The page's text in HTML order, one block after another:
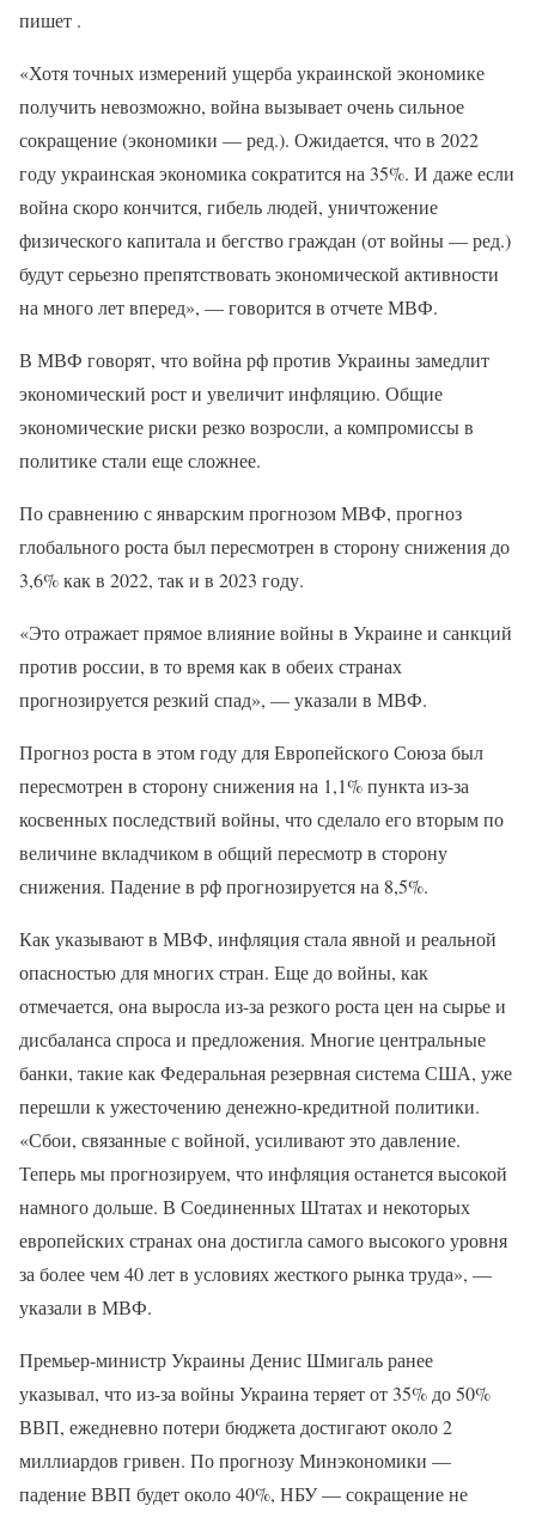
пишет .
«Хотя точных измерений ущерба украинской экономике
получить невозможно, война вызывает очень сильное
сокращение (экономики — ред.). Ожидается, что в 2022
году украинская экономика сократится на 35%. И даже если
война скоро кончится, гибель людей, уничтожение
физического капитала и бегство граждан (от войны — ред.)
будут серьезно препятствовать экономической активности
на много лет вперед», — говорится в отчете МВФ.
В МВФ говорят, что война рф против Украины замедлит
экономический рост и увеличит инфляцию. Общие
экономические риски резко возросли, а компромиссы в
политике стали еще сложнее.
По сравнению с январским прогнозом МВФ, прогноз
глобального роста был пересмотрен в сторону снижения до
3,6% как в 2022, так и в 2023 году.
«Это отражает прямое влияние войны в Украине и санкций
против россии, в то время как в обеих странах
прогнозируется резкий спад», — указали в МВФ.
Прогноз роста в этом году для Европейского Союза был
пересмотрен в сторону снижения на 1,1% пункта из-за
косвенных последствий войны, что сделало его вторым по
величине вкладчиком в общий пересмотр в сторону
снижения. Падение в рф прогнозируется на 8,5%.
Как указывают в МВФ, инфляция стала явной и реальной
опасностью для многих стран. Еще до войны, как
отмечается, она выросла из-за резкого роста цен на сырье и
дисбаланса спроса и предложения. Многие центральные
банки, такие как Федеральная резервная система США, уже
перешли к ужесточению денежно-кредитной политики.
«Сбои, связанные с войной, усиливают это давление.
Теперь мы прогнозируем, что инфляция останется высокой
намного дольше. В Соединенных Штатах и некоторых
европейских странах она достигла самого высокого уровня
за более чем 40 лет в условиях жесткого рынка труда», —
указали в МВФ.
Премьер-министр Украины Денис Шмигаль ранее
указывал, что из-за войны Украина теряет от 35% до 50%
ВВП, ежедневно потери бюджета достигают около 2
миллиардов гривен. По прогнозу Минэкономики —
падение ВВП будет около 40%, НБУ — сокращение не